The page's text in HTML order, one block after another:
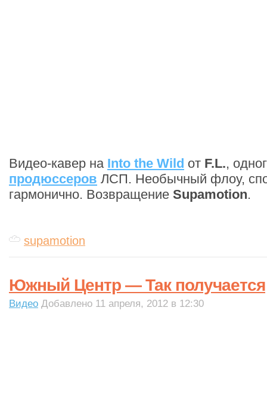
Видео-кавер на Into the Wild от F.L.,
продюссеров ЛСП. Необычный флоу,
гармонично. Возвращение Supamotion.
supamotion
Южный Центр — Так получается
Видео Добавлено 11 апреля, 2012 в 12:30